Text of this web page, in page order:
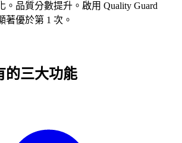
。品質分數提升。啟用 Quality Guard
著優於第 1 次。
的三大功能